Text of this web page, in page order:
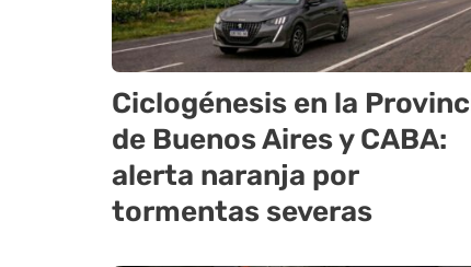
Ciclogénesis en la
de Buenos Aires y CABA:
alerta naranja por
tormentas severas